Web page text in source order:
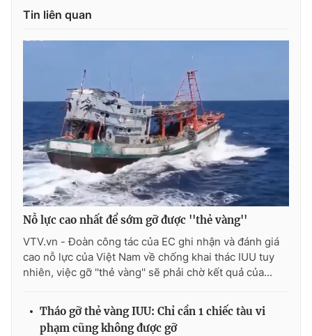
Ðiện thoại Thời báo VTV:
® Cấm sao chép dưới mọi hình thức nếu không có sự chấp
thuận bằng văn bản. Ghi rõ nguồn VTV.vn khi phát hành lại
thông tin từ website này.
Tin liên quan
Nỗ lực cao nhất để sớm gỡ được ''thẻ vàng''
VTV.vn - Đoàn công tác của EC ghi nhận và đánh giá
cao nỗ lực của Việt Nam về chống khai thác IUU tuy
nhiên, việc gỡ ''thẻ vàng'' sẽ phải chờ kết quả của...
Tháo gỡ thẻ vàng IUU: Chỉ cần 1 chiếc tàu vi
phạm cũng không được gỡ